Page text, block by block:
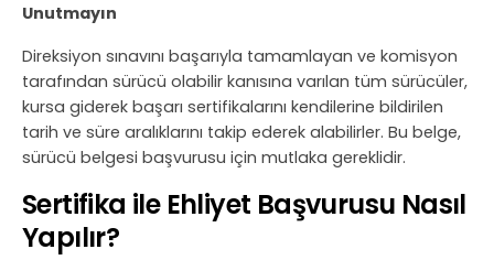
Unutmayın
Direksiyon sınavını başarıyla tamamlayan ve komisyon
tarafından sürücü olabilir kanısına varılan tüm sürücüler,
kursa giderek başarı sertifikalarını kendilerine bildirilen
tarih ve süre aralıklarını takip ederek alabilirler. Bu belge,
sürücü belgesi başvurusu için mutlaka gereklidir.
Sertifika ile Ehliyet Başvurusu Nasıl
Yapılır?